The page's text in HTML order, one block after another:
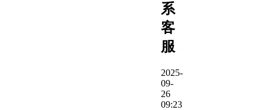
系
客
服
2025-
09-
26
09:23